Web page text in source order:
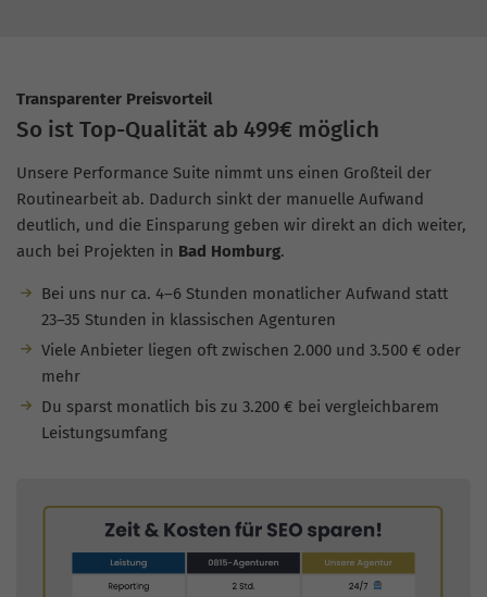
Transparenter Preisvorteil
So ist Top-Qualität ab 499€ möglich
Unsere Performance Suite nimmt uns einen Großteil der
Routinearbeit ab. Dadurch sinkt der manuelle Aufwand
deutlich, und die Einsparung geben wir direkt an dich weiter,
auch bei Projekten in Bad Homburg.
Bei uns nur ca. 4–6 Stunden monatlicher Aufwand statt
23–35 Stunden in klassischen Agenturen
Viele Anbieter liegen oft zwischen 2.000 und 3.500 € oder
mehr
Du sparst monatlich bis zu 3.200 € bei vergleichbarem
Leistungsumfang